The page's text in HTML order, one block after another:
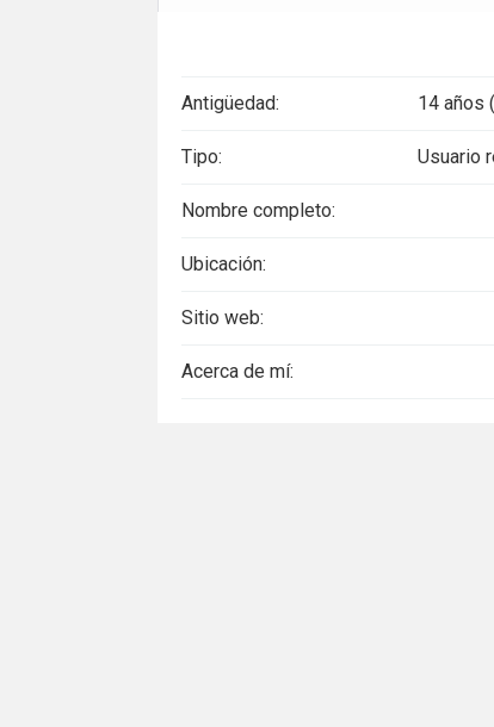
Antigüedad: 14 años
Tipo: Usuario
Nombre completo:
Ubicación:
Sitio web:
Acerca de mí: